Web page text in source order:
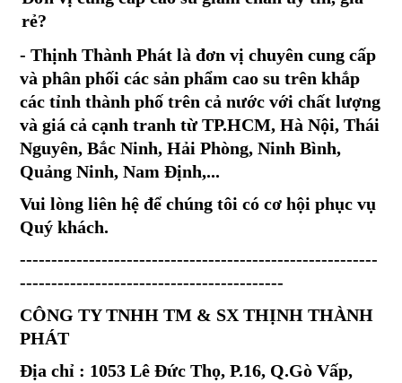
rẻ?
- Thịnh Thành Phát là đơn vị chuyên cung cấp
và phân phối các sản phẩm cao su trên khắp
các tỉnh thành phố trên cả nước với chất lượng
và giá cả cạnh tranh từ TP.HCM, Hà Nội, Thái
Nguyên, Bắc Ninh, Hải Phòng, Ninh Bình,
Quảng Ninh, Nam Định,...
Vui lòng liên hệ để chúng tôi có cơ hội phục vụ
Quý khách.
---------------------------------------------------------
------------------------------------------
CÔNG TY TNHH TM & SX THỊNH THÀNH
PHÁT
Địa chỉ : 1053 Lê Đức Thọ, P.16, Q.Gò Vấp,